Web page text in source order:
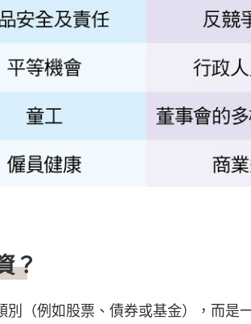
？
別（例如股票、債券或基金），而是